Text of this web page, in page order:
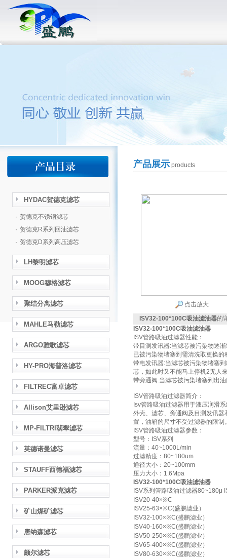
HYDAC贺德克滤芯
· 贺德克不锈钢滤芯
· 贺德克R系列回油滤芯
· 贺德克D系列高压滤芯
LH黎明滤芯
MOOG穆格滤芯
聚结分离滤芯
MAHLE马勒滤芯
ARGO雅歌滤芯
HY-PRO海普洛滤芯
FILTREC富卓滤芯
Allison艾里逊滤芯
MP-FILTRI翡翠滤芯
英德诺曼滤芯
STAUFF西德福滤芯
PARKER派克滤芯
矿山煤矿滤芯
唐纳森滤芯
颇尔滤芯
产品展示products
点击放大
ISV32-100*100C吸油滤油器的
ISV32-100*100C吸油滤油器
ISV管路吸油过滤器性能：
带目测发讯器:当滤芯被污染物逐
已被污染物堵塞到需清洗取更换
带电发讯器:当滤芯被污染物堵塞
芯，如此时又不能马上停机2无人
带旁通阀:当滤芯被污染堵塞到出
ISV管路吸油过滤器简介：
Isv管路吸油过滤器用于液压润滑
外壳、滤芯、旁通阀及目测发讯
置，油箱的尺寸不受过滤器的限制
ISV管路吸油过滤器参数：
型号：ISV系列
流量：40~1000L/min
过滤精度：80~180um
通径大小：20~100mm
压力大小：1.6Mpa
ISV32-100*100C吸油滤油器
ISV系列管路吸油过滤器80~180μ
ISV20-40×※C
ISV25-63×※C(盛鹏滤业）
ISV32-100×※C(盛鹏滤业）
ISV40-160×※C(盛鹏滤业）
ISV50-250×※C(盛鹏滤业）
ISV65-400×※C(盛鹏滤业）
ISV80-630×※C(盛鹏滤业）